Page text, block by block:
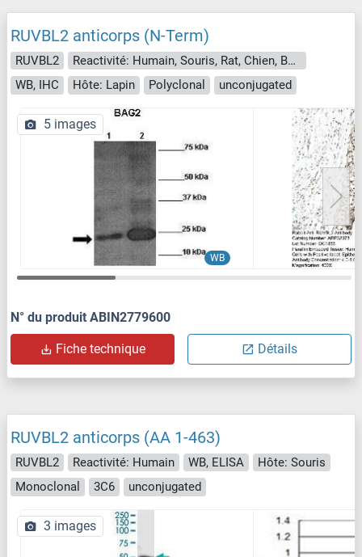
RUVBL2 anticorps (N-Term)
RUVBL2
Reactivité: Humain, Souris, Rat, Chien, Boeuf (Vache), Cobaye, Cheval, Lapin, Poisson zèbre (Danio rerio), Saccharomyces cerevisiae
WB, IHC
Hôte: Lapin Polyclonal unconjugated
WB
5 images
N° du produit ABIN2779600
Fiche technique Détails
RUVBL2 anticorps (AA 1-463)
RUVBL2 Reactivité: Humain WB, ELISA
Hôte: Souris
Monoclonal
3C6 unconjugated
3 images